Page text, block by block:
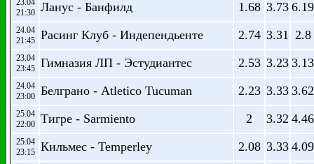
23.04
21:30
Ланус - Банфилд 1.68 3.73 6.19
24.04
21:45
Расинг Клуб - Индепендьенте 2.74 3.31 2.8
23.04
23:45
Гимназия ЛП - Эстудиантес 2.53 3.23 3.13
24.04
23:00
Белграно - Atletico Tucuman 2.23 3.33 3.62
25.04
22:00
Тигре - Sarmiento 2 3.32 4.46
25.04
23:15
Кильмес - Temperley 2.08 3.33 4.09